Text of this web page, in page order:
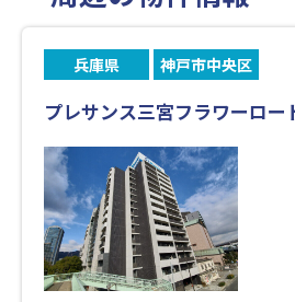
兵庫県 神戸市中央区
プレサンス三宮フラワーロー